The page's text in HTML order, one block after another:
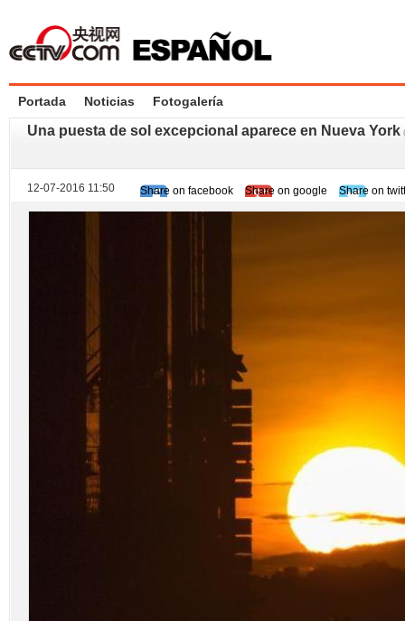
Portada Noticias Fotogalería
Una puesta de sol excepcional aparece en Nueva York
12-07-2016 11:50 Share on facebook Share on google Share on